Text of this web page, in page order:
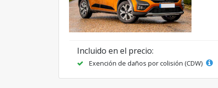
Incluido en el precio:
Exención de daños por colisión (CDW)